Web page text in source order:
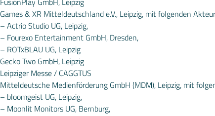
Games & XR Mitteldeutschland e.V., Leipzig, mit folgenden
– Actrio Studio UG, Leipzig,
– Fourexo Entertainment GmbH, Dresden,
– ROTxBLAU UG, Leipzig
Gecko Two GmbH, Leipzig
Leipziger Messe / CAGGTUS
Mitteldeutsche Medienförderung GmbH (MDM), Leipzig, mit
– bloomgeist UG, Leipzig,
– Moonlit Monitors UG, Bernburg,